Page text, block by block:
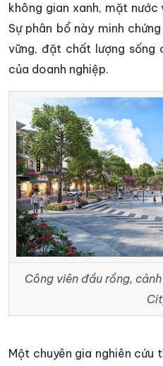
không gian xanh, mặt
Sự phân bổ này minh
vững, đặt chất lượng sống
của doanh nghiệp.
Công viên đầu rồng,
Một chuyên gia nghiên cứu